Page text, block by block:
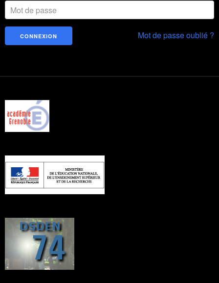
Mot de passe oublié ?